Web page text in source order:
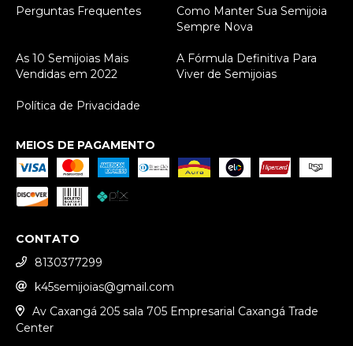
Perguntas Frequentes
Como Manter Sua Semijoia
Sempre Nova
As 10 Semijoias Mais
Vendidas em 2022
A Fórmula Definitiva Para
Viver de Semijoias
Política de Privacidade
MEIOS DE PAGAMENTO
CONTATO
8130377299
k45semijoias@gmail.com
Av Caxangá 205 sala 705 Empresarial Caxangá Trade
Center